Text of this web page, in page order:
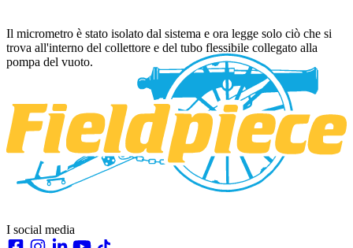
Il micrometro è stato isolato dal sistema e ora legge solo ciò che si
trova all'interno del collettore e del tubo flessibile collegato alla
pompa del vuoto.
I social media